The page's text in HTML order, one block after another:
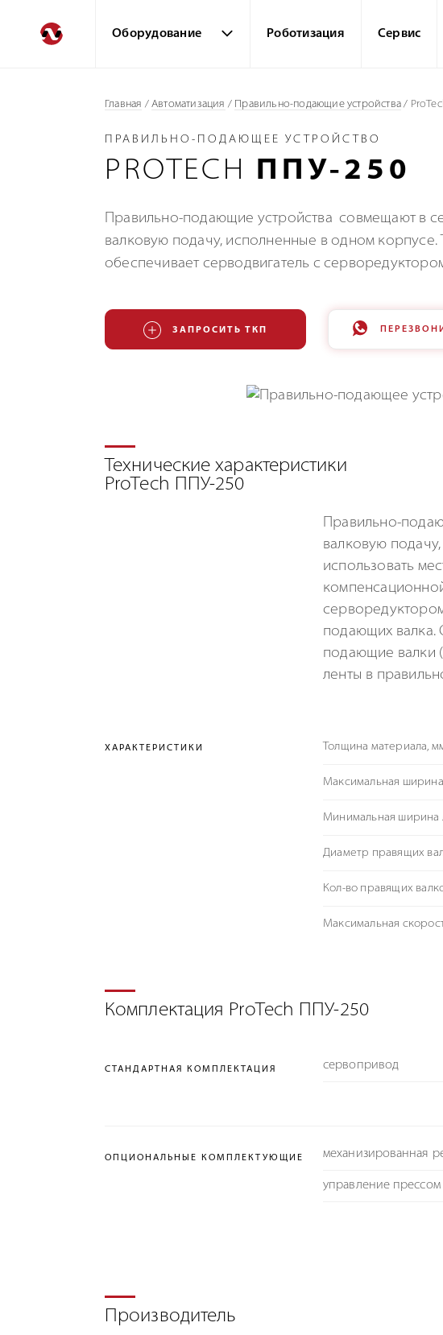
Оборудование Роботизация Сервис
Главная /Автоматизация / Правильно-подающие устройства /
ПРАВИЛЬНО-ПОДАЮЩЕЕ УСТРОЙСТВО
PROTECH ППУ-250
Правильно-подающие устройства совмещают в
валковую подачу, исполненные в одном корпусе.
обеспечивает серводвигатель с
ЗАПРОСИТЬ ТКП
Технические характеристики
ProTech ППУ-250
Правильно-
валковую
использовать
подающих валка.
подающие валки
ленты в
ХАРАКТЕРИСТИКИ Толщина материала,
Максимальная
Минимальная ширина
Диаметр правящих
Кол-во правящих
Максимальная
Комплектация ProTech ППУ-250
СТАНДАРТНАЯ КОМПЛЕКТАЦИЯ сервопривод
ОПЦИОНАЛЬНЫЕ КОМПЛЕКТУЮЩИЕ механизированная
управление прессом
Производитель